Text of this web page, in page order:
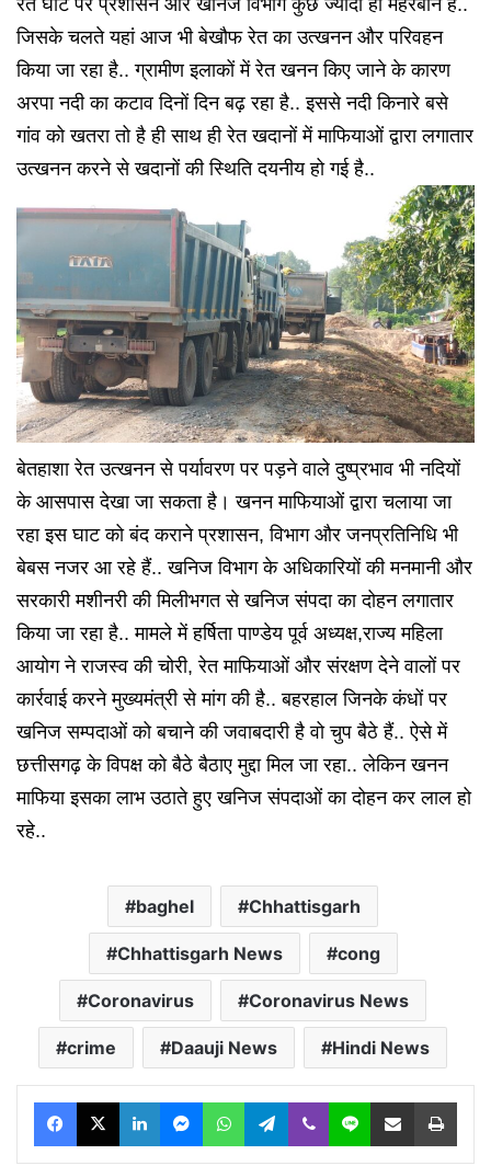
जिसके चलते यहां आज भी बेखौफ रेत का उत्खनन और परिवहन
किया जा रहा है.. ग्रामीण इलाकों में रेत खनन किए जाने के कारण
अरपा नदी का कटाव दिनों दिन बढ़ रहा है.. इससे नदी किनारे बसे
गांव को खतरा तो है ही साथ ही रेत खदानों में माफियाओं द्वारा लगातार
उत्खनन करने से खदानों की स्थिति दयनीय हो गई है..
बेतहाशा रेत उत्खनन से पर्यावरण पर पड़ने वाले दुष्प्रभाव भी नदियों
के आसपास देखा जा सकता है। खनन माफियाओं द्वारा चलाया जा
रहा इस घाट को बंद कराने प्रशासन, विभाग और जनप्रतिनिधि भी
बेबस नजर आ रहे हैं.. खनिज विभाग के अधिकारियों की मनमानी और
सरकारी मशीनरी की मिलीभगत से खनिज संपदा का दोहन लगातार
किया जा रहा है.. मामले में हर्षिता पाण्डेय पूर्व अध्यक्ष,राज्य महिला
आयोग ने राजस्व की चोरी, रेत माफियाओं और संरक्षण देने वालों पर
कार्रवाई करने मुख्यमंत्री से मांग की है.. बहरहाल जिनके कंधों पर
खनिज सम्पदाओं को बचाने की जवाबदारी है वो चुप बैठे हैं.. ऐसे में
छत्तीसगढ़ के विपक्ष को बैठे बैठाए मुद्दा मिल जा रहा.. लेकिन खनन
माफिया इसका लाभ उठाते हुए खनिज संपदाओं का दोहन कर लाल हो
रहे..
baghel Chhattisgarh
Chhattisgarh News cong
Coronavirus Coronavirus News
crime Daauji News Hindi News
Facebook
X LinkedInMessengerWhatsAppTelegram
Viber Line Share via Email Print